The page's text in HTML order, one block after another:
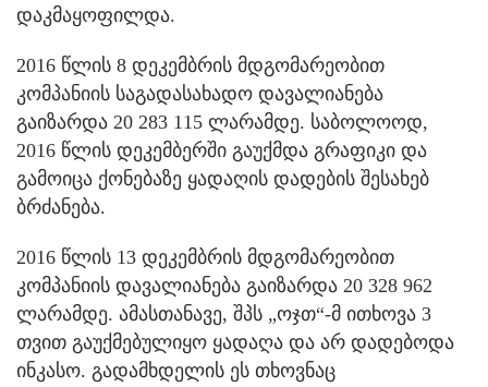
დაკმაყოფილდა.
2016 წლის 8 დეკემბრის მდგომარეობით
კომპანიის საგადასახადო დავალიანება
გაიზარდა 20 283 115 ლარამდე. საბოლოოდ,
2016 წლის დეკემბერში გაუქმდა გრაფიკი და
გამოიცა ქონებაზე ყადაღის დადების შესახებ
ბრძანება.
2016 წლის 13 დეკემბრის მდგომარეობით
კომპანიის დავალიანება გაიზარდა 20 328 962
ლარამდე. ამასთანავე, შპს „ოჯთ“-მ ითხოვა 3
თვით გაუქმებულიყო ყადაღა და არ დადებოდა
ინკასო. გადამხდელის ეს თხოვნაც